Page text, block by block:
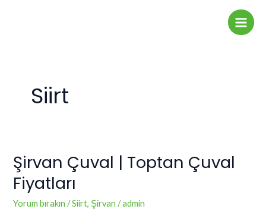
Main
Siirt
Şirvan Çuval | Toptan Çuval
Fiyatları
Yorum bırakın /Siirt, Şirvan /admin
Şirvan
Çuval
|
Toptan